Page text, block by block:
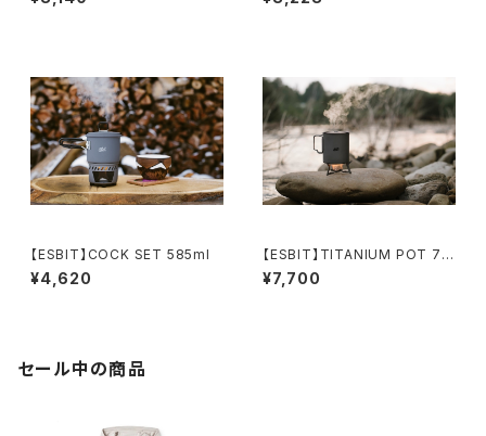
【ESBIT】COCK SET 585ml
¥4,620
【ESBIT】TITANIUM POT 75
0ml
¥7,700
セール中の商品